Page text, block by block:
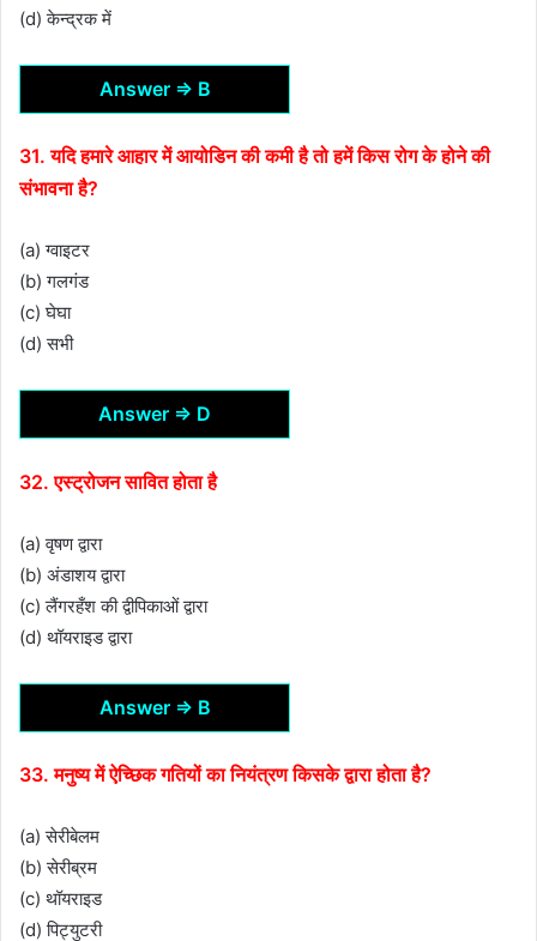
(d) केन्द्रक में
Answer ⇒ B
31. यदि हमारे आहार में आयोडिन की कमी है तो हमें किस रोग के होने की
संभावना है?
(a) ग्वाइटर
(b) गलगंड
(c) घेघा
(d) सभी
Answer ⇒ D
32. एस्ट्रोजन सावित होता है
(a) वृषण द्वारा
(b) अंडाशय द्वारा
(c) लैंगरहँश की द्वीपिकाओं द्वारा
(d) थॉयराइड द्वारा
Answer ⇒ B
33. मनुष्य में ऐच्छिक गतियों का नियंत्रण किसके द्वारा होता है?
(a) सेरीबेलम
(b) सेरीब्रम
(c) थॉयराइड
(d) पिट्युटरी